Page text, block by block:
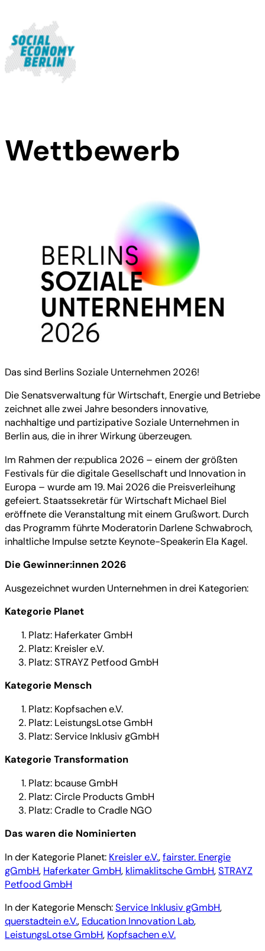
Wettbewerb
Das sind Berlins Soziale Unternehmen 2026!
Die Senatsverwaltung für Wirtschaft, Energie und Betriebe
zeichnet alle zwei Jahre besonders innovative,
nachhaltige und partizipative Soziale Unternehmen in
Berlin aus, die in ihrer Wirkung überzeugen.
Im Rahmen der re:publica 2026 – einem der größten
Festivals für die digitale Gesellschaft und Innovation in
Europa – wurde am 19. Mai 2026 die Preisverleihung
gefeiert. Staatssekretär für Wirtschaft Michael Biel
eröffnete die Veranstaltung mit einem Grußwort. Durch
das Programm führte Moderatorin Darlene Schwabroch,
inhaltliche Impulse setzte Keynote-Speakerin Ela Kagel.
Die Gewinner:innen 2026
Ausgezeichnet wurden Unternehmen in drei Kategorien:
Kategorie Planet
Platz: Haferkater GmbH
Platz: Kreisler e.V.
Platz: STRAYZ Petfood GmbH
Kategorie Mensch
Platz: Kopfsachen e.V.
Platz: LeistungsLotse GmbH
Platz: Service Inklusiv gGmbH
Kategorie Transformation
Platz: bcause GmbH
Platz: Circle Products GmbH
Platz: Cradle to Cradle NGO
Das waren die Nominierten
In der Kategorie Planet: Kreisler e.V.,fairster. Energie
gGmbH, Haferkater GmbH, klimaklitsche GmbH,STRAYZ
Petfood GmbH
In der Kategorie Mensch:Service Inklusiv gGmbH,
querstadtein e.V., Education Innovation Lab,
LeistungsLotse GmbH, Kopfsachen e.V.